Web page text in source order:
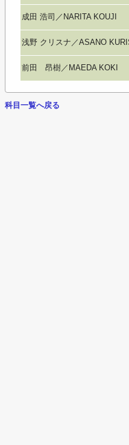
成田 浩司／NARITA KOUJI
浅野 クリスナ／ASANO
前田 昂樹／MAEDA KOKI
科目一覧へ戻る